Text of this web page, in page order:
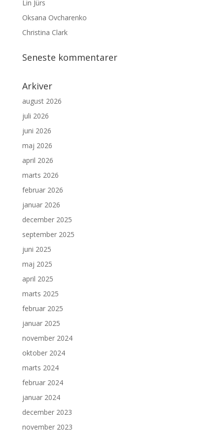
Lin Jürs
Oksana Ovcharenko
Christina Clark
Seneste kommentarer
Arkiver
august 2026
juli 2026
juni 2026
maj 2026
april 2026
marts 2026
februar 2026
januar 2026
december 2025
september 2025
juni 2025
maj 2025
april 2025
marts 2025
februar 2025
januar 2025
november 2024
oktober 2024
marts 2024
februar 2024
januar 2024
december 2023
november 2023